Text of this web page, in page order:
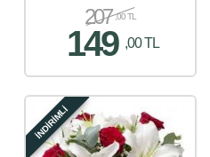
207 ,00 TL
149 ,00 TL
İNDİRİMLİ